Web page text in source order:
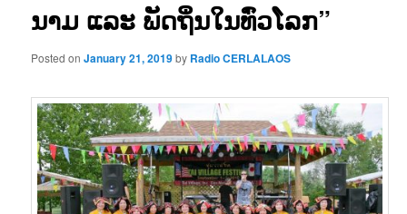
ນາມ ແລະ ພັດຖິ່ນໃນທົ່ວໂລກ”
Posted onJanuary 21, 2019by Radio CERLALAOS